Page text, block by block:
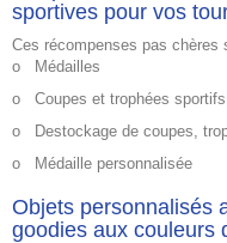
sportives pour vos
Ces récompenses pas chères
o
Médailles
o
Coupes et trophées sportifs
o
Destockage de coupes,
o
Médaille personnalisée
Objets personnalisés
goodies aux couleurs